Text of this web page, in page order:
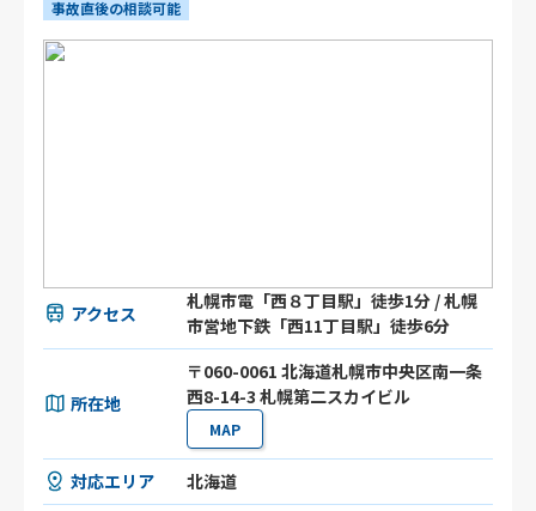
事故直後の相談可能
アクセス
札幌市電「西８丁目駅」徒歩1分 / 札幌
市営地下鉄「西11丁目駅」徒歩6分
所在地
〒060-0061 北海道札幌市中央区南一条
西8-14-3 札幌第二スカイビル
MAP
対応エリア 北海道